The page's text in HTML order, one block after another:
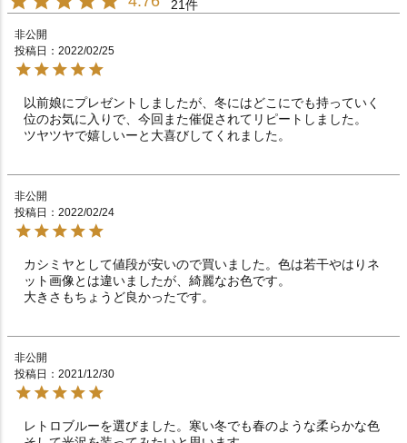
21
非公開
投稿日
2022/02/25
以前娘にプレゼントしましたが、冬にはどこにでも持っていく
位のお気に入りで、今回また催促されてリピートしました。
非公開
投稿日
2022/02/24
カシミヤとして値段が安いので買いました。色は若干やはりネ
ット画像とは違いましたが、綺麗なお色です。
大きさもちょうど良かったです。
非公開
投稿日
2021/12/30
レトロブルーを選びました。寒い冬でも春のような柔らかな色